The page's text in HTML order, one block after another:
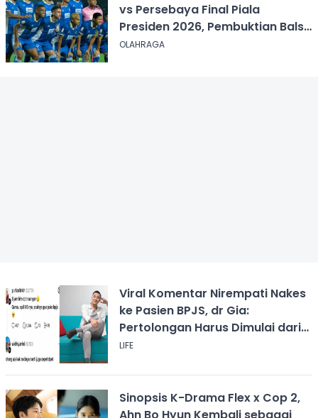
vs Persebaya Final Piala
Presiden 2026, Pembuktian Balsa
Sekulic!
OLAHRAGA
Viral Komentar Nirempati Nakes
ke Pasien BPJS, dr Gia:
Pertolongan Harus Dimulai dari
Rasa Kemanusiaan
LIFE
Sinopsis K-Drama Flex x Cop 2,
Ahn Bo Hyun Kembali sebagai